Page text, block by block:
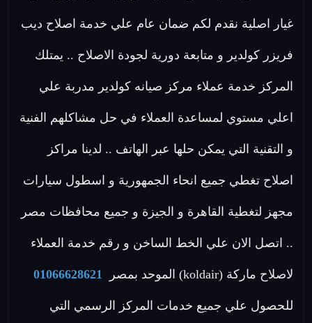
غيار اصلية نقدم لكم ضمان عام علي خدمة اصلاح ديب
فريزر كولدير و متابعة دورية لجودة الاصلاح .. يمتلك
المركز خدمة عملاء مركز صيانه كولدير مدربة علي
اعلي مستوي لمساعدة العملاء في حل مشاكلهم الفنية
و التقنية التي يمكن حلها عبر الهاتف .. لدينا مراكز
اصلاح تغطي جميع انحاء الجمهورية و اسطول سيارات
مجهز لتغطية القاهرة و الجيزة و جميع محافظات مصر
.. اتصل الان علي الخط الساخن و رقم خدمة العملاء
لاصلاح ماركة (koldair) الموحد بمصر 01066628621
للحصول علي جميع خدمات المركز الرسمي التي